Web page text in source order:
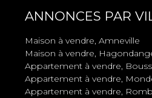
ANNONCES PAR
Maison à vendre, Amneville
Maison à vendre,
Appartement à vendre,
Appartement à vendre,
Appartement à vendre,